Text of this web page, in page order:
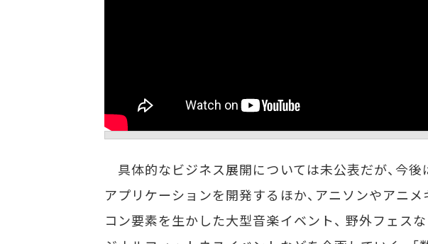
具体的なビジネス展開については未公表だが、今
アプリケーションを開発するほか、アニソンやアニ
コン要素を生かした大型音楽イベント、 野外フェス